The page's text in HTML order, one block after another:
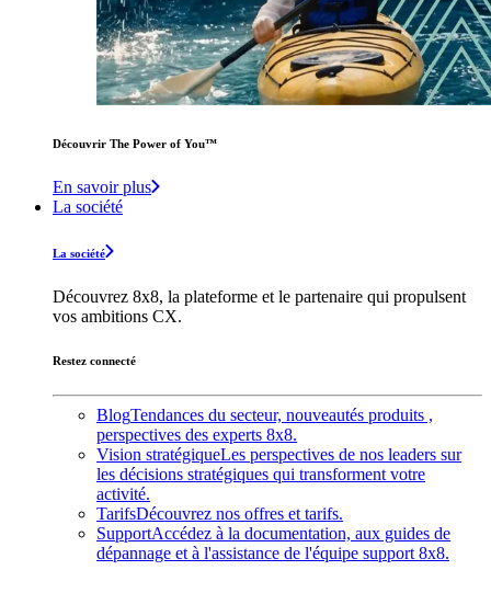
Découvrir The Power of You™️
En savoir plus
La société
La société
Découvrez 8x8, la plateforme et le partenaire qui propulsent
vos ambitions CX.
Restez connecté
BlogTendances du secteur, nouveautés produits ,
perspectives des experts 8x8.
Vision stratégiqueLes perspectives de nos leaders sur
les décisions stratégiques qui transforment votre
activité.
TarifsDécouvrez nos offres et tarifs.
SupportAccédez à la documentation, aux guides de
dépannage et à l'assistance de l'équipe support 8x8.